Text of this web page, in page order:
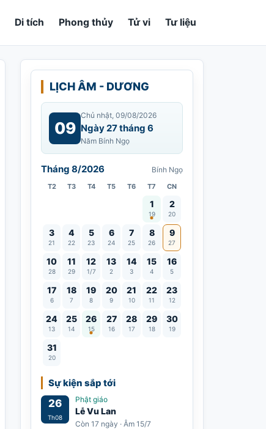
Di tích Phong thủy Tử vi Tư liệu
LỊCH ÂM - DƯƠNG
09
Chủ nhật, 09/08/2026
Ngày 27 tháng 6
Năm Bính Ngọ
Tháng 8/2026 Bính Ngọ
T2 T3 T4 T5 T6 T7 CN
1
19
Vía Quán Thế Âm thành đạo
2
20
3
21
4
22
5
23
6
24
7
25
8
26
9
27
10
28
11
29
12
1/7
13
2
14
3
15
4
16
5
17
6
18
7
19
8
20
9
21
10
22
11
23
12
24
13
25
14
26
15
Lễ Vu Lan
27
16
28
17
29
18
30
19
31
20
Sự kiện sắp tới
26
Th08
Phật giáo
Lễ Vu Lan
Còn 17 ngày · Âm 15/7